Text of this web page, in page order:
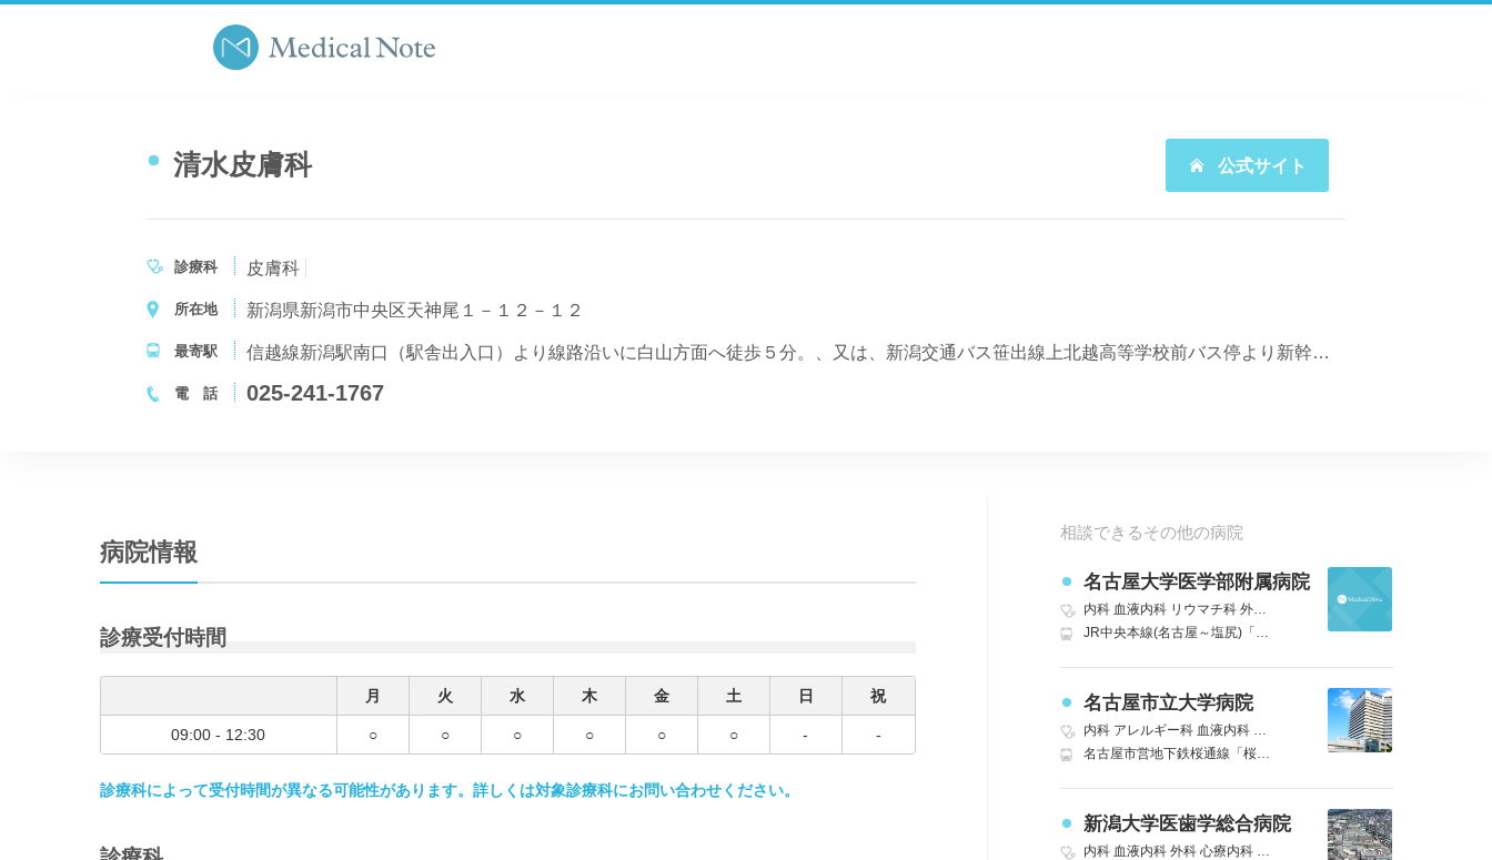
清水皮膚科 公式サイト
診療科 皮膚科
所在地 新潟県新潟市中央区天神尾１－１２－１２
最寄駅 信越線新潟駅南口（駅舎出入口）より線路沿いに白山方面へ徒歩５分。、又は、新潟交通バス笹出線上北越高等学校前バス停より新幹線高架線路方向へ徒歩５分。
電 話 025-241-1767
病院情報
診療受付時間
月 火 水 木 金 土 日 祝
09:00 - 12:30 ○ ○ ○ ○ ○ ○ - -
診療科によって受付時間が異なる可能性があります。詳しくは対象診療科にお問い合わせください。
相談できるその他の病院
名古屋大学医学部附属病院
内科 血液内科 リウマチ科 外科 神経内科
JR中央本線(名古屋～塩尻)「鶴舞」名古屋市営地下鉄鶴舞線も利用可 徒歩3分
名古屋市立大学病院
内科 アレルギー科 血液内科 リウマチ・膠原病内科外科
名古屋市営地下鉄桜通線「桜山」3番出口 徒歩1分
新潟大学医歯学総合病院
内科 血液内科 外科 心療内科 精神科 神経内科脳神経外科